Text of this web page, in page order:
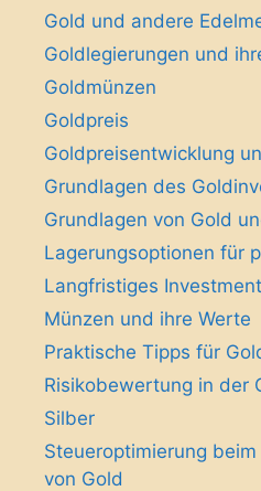
Gold und andere
Goldlegierungen und
Goldmünzen
Goldpreis
Goldpreisentwicklung
Grundlagen des
Grundlagen von Gold
Lagerungsoptionen für
Langfristiges
Münzen und ihre Werte
Praktische Tipps für
Risikobewertung in der
Silber
Steueroptimierung
von Gold